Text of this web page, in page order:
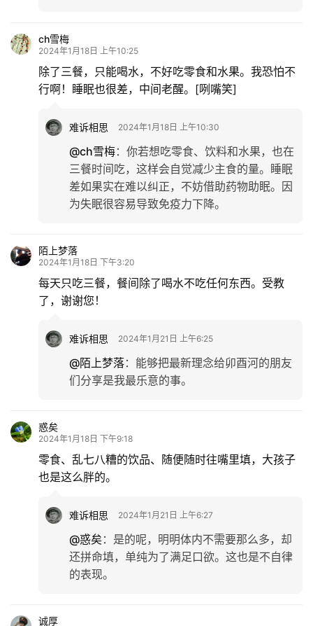
ch雪梅
2024年1月18日 上午10:25
除了三餐，只能喝水，不好吃零食和水果。我恐怕不
行啊！睡眠也很差，中间老醒。[咧嘴笑]
难诉相思 2024年1月18日 上午10:30
@ch雪梅： 你若想吃零食、饮料和水果，也在
三餐时间吃，这样会自觉减少主食的量。睡眠
差如果实在难以纠正，不妨借助药物助眠。因
为失眠很容易导致免疫力下降。
陌上梦落
2024年1月18日 下午3:20
每天只吃三餐，餐间除了喝水不吃任何东西。受教
了，谢谢您！
难诉相思 2024年1月21日 上午6:25
@陌上梦落： 能够把最新理念给卯酉河的朋友
们分享是我最乐意的事。
惑矣
2024年1月18日 下午9:18
零食、乱七八糟的饮品、随便随时往嘴里填，大孩子
也是这么胖的。
难诉相思 2024年1月21日 上午6:27
@惑矣： 是的呢，明明体内不需要那么多，却
还拼命填，单纯为了满足口欲。这也是不自律
的表现。
诚厚